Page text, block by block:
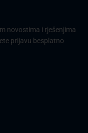
novostima i rješenjima
prijavu besplatno